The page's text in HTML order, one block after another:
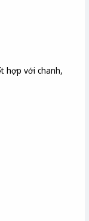
hợp với chanh,